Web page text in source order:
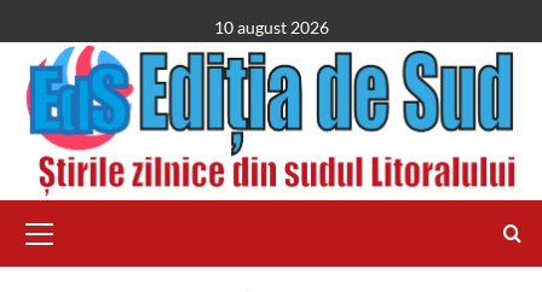
to
content
10 august 2026
Menu